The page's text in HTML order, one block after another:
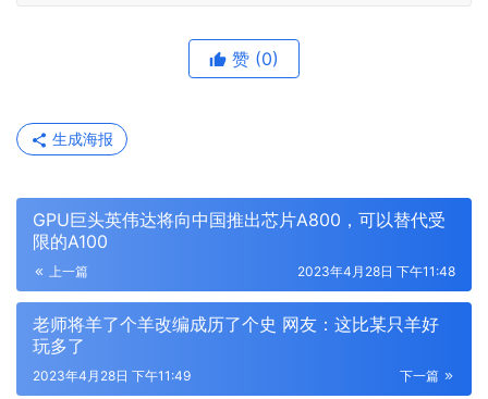
赞 (0)
生成海报
GPU巨头英伟达将向中国推出芯片A800，可以替代受
限的A100
上一篇 2023年4月28日 下午11:48
老师将羊了个羊改编成历了个史 网友：这比某只羊好
玩多了
下一篇
2023年4月28日 下午11:49